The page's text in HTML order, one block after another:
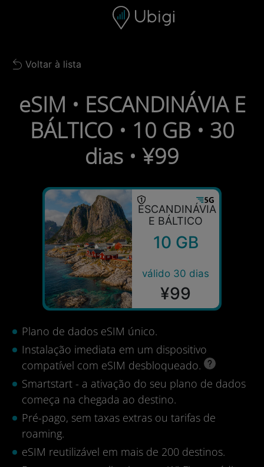
Barra de navegação
Back to list
Voltar à lista
eSIM • ESCANDINÁVIA E
BÁLTICO • 10 GB • 30
dias • ¥99
ESCANDINÁVIA
E BÁLTICO
10 GB
válido 30 dias
¥99
Plano de dados eSIM único.
Instalação imediata em um dispositivo
compatível com eSIM desbloqueado.
Smartstart - a ativação do seu plano de dados
começa na chegada ao destino.
Pré-pago, sem taxas extras ou tarifas de
roaming.
eSIM reutilizável em mais de 200 destinos.